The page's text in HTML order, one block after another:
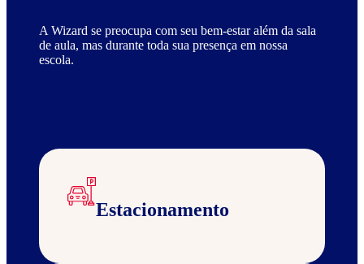
A Wizard se preocupa com seu bem-estar além da sala
de aula, mas durante toda sua presença em nossa
escola.
Estacionamento